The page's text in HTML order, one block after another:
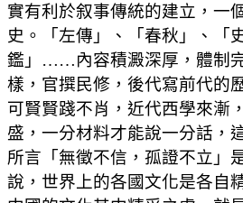
實有利於叙事傳統的建立，一
史。「左傳」、「春秋」、「
鑑」……內容積澱深厚，體制
樣，官撰民修，後代寫前代的
可賢賢踐不肖，近代西學來漸
盛，一分材料才能說一分話，
所言「無徵不信，孤證不立」
說，世界上的各國文化是各自